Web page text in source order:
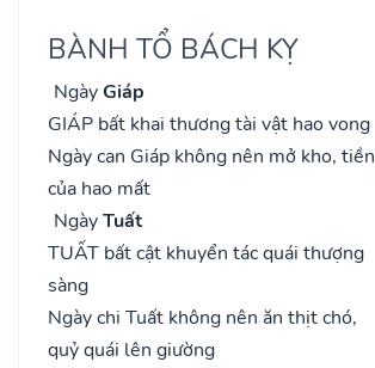
BÀNH TỔ BÁCH KỴ
NgàyGiáp
GIÁP bất khai thương tài vật hao vong
Ngày can Giáp không nên mở kho, tiền
của hao mất
NgàyTuất
TUẤT bất cật khuyển tác quái thượng
sàng
Ngày chi Tuất không nên ăn thịt chó,
quỷ quái lên giường